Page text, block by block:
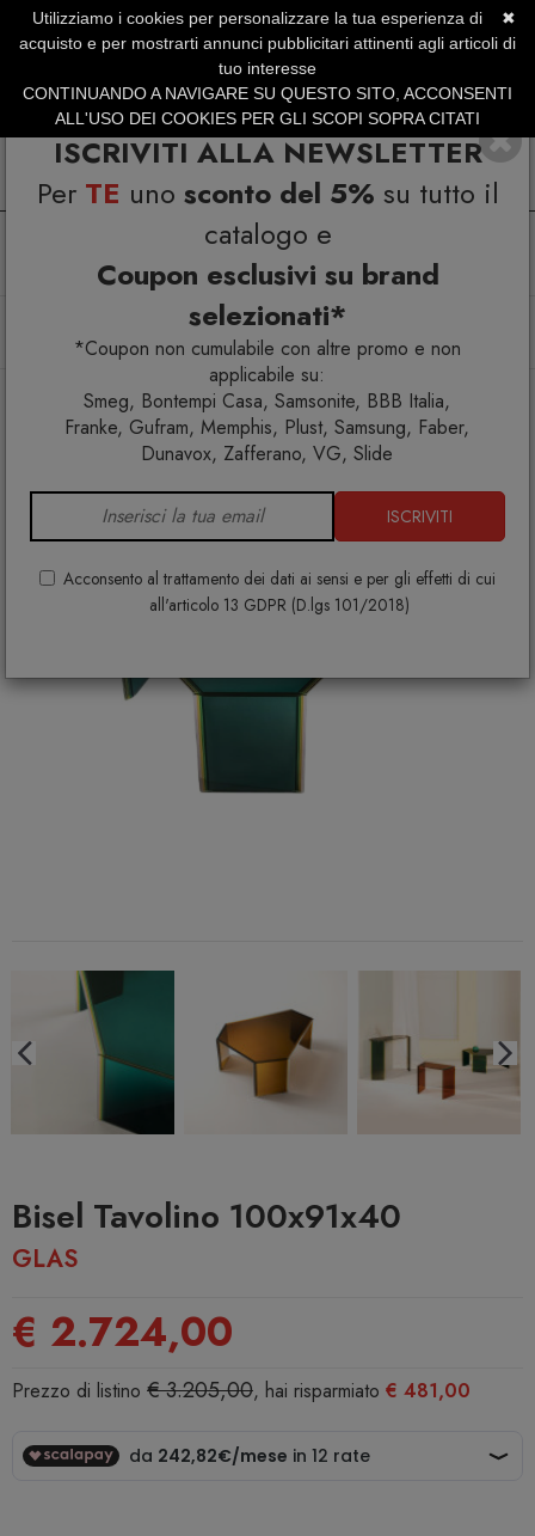
ISCRIVITI ALLA NEWSLETTER
Per TE uno sconto del 5% su tutto il
catalogo e
Coupon esclusivi su brand
selezionati*
*Coupon non cumulabile con altre promo e non
applicabile su:
Smeg, Bontempi Casa, Samsonite, BBB Italia,
Franke, Gufram, Memphis, Plust, Samsung, Faber,
Dunavox, Zafferano, VG, Slide
ISCRIVITI
Acconsento al trattamento dei dati ai sensi e per gli effetti di cui
all'articolo 13 GDPR (D.lgs 101/2018)
SERVIZIO CLIENTI +39.0773.470.562
SUMMER SALES | Fino al 31 Agosto
Arredo interno
Bisel Tavolino 100x91x40
Bisel Tavolino 100x91x40
GLAS
€ 2.724,00
Prezzo di listino € 3.205,00, hai risparmiato € 481,00
✖
Utilizziamo i cookies per personalizzare la tua esperienza di
acquisto e per mostrarti annunci pubblicitari attinenti agli articoli di
tuo interesse
CONTINUANDO A NAVIGARE SU QUESTO SITO, ACCONSENTI
ALL'USO DEI COOKIES PER GLI SCOPI SOPRA CITATI